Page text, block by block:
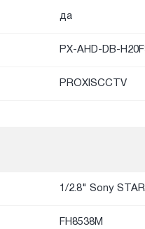
да
PX-AHD-DB-
PROXISCCTV
1/2.8" Sony
FH8538M